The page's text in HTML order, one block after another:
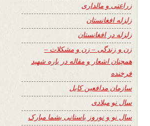
زراعتی و مالداری
زلزله افغانستان
زلزله در افغانستان
زن و زندگی – زن و مشکلات –
همچنان اشعار و مقاله در باره شهید
فرخنده
سازمان مدافعین کابل
سال نو میلادی
سال نو و نوروز باستانی بشما مبارک